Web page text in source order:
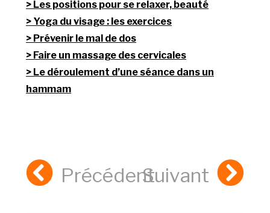
Les positions pour se relaxer, beauté
Yoga du visage : les exercices
Prévenir le mal de dos
Faire un massage des cervicales
Le déroulement d’une séance dans un
hammam
PrécédentSuivant